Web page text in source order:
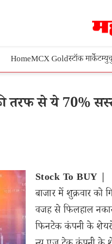
HomeMCX Goldस्टॉक मार्केट
तरफ से ये 70%
Stock To BUY |
बाजार में शुक्रवार को
वजह से फिलहाल
फिनटेक कंपनी के